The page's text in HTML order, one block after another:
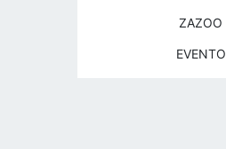
ZAZOO
EVENTO